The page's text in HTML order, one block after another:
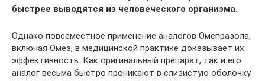
быстрее выводятся из человеческого организма.
Однако повсеместное применение аналогов Омепразола,
включая Омез, в медицинской практике доказывает их
эффективность. Как оригинальный препарат, так и его
аналог весьма быстро проникают в слизистую оболочку